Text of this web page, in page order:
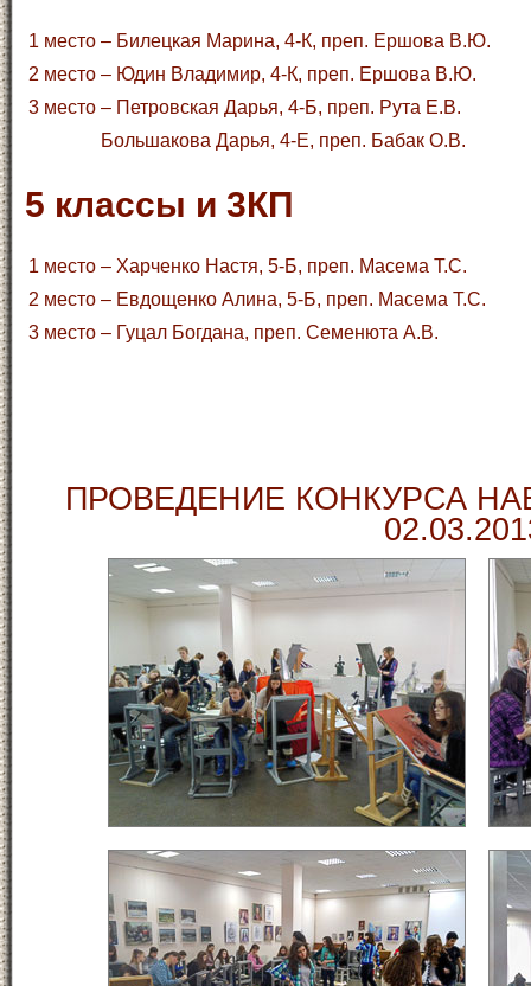
1 место – Билецкая Марина, 4-К, преп. Ершова В.Ю.
2 место – Юдин Владимир, 4-К, преп. Ершова В.Ю.
3 место – Петровская Дарья, 4-Б, преп. Рута Е.В.
Большакова Дарья, 4-Е, преп. Бабак О.В.
5 классы и 3КП
1 место – Харченко Настя, 5-Б, преп. Масема Т.С.
2 место – Евдощенко Алина, 5-Б, преп. Масема Т.С.
3 место – Гуцал Богдана, преп. Семенюта А.В.
ПРОВЕДЕНИЕ КОНКУРСА